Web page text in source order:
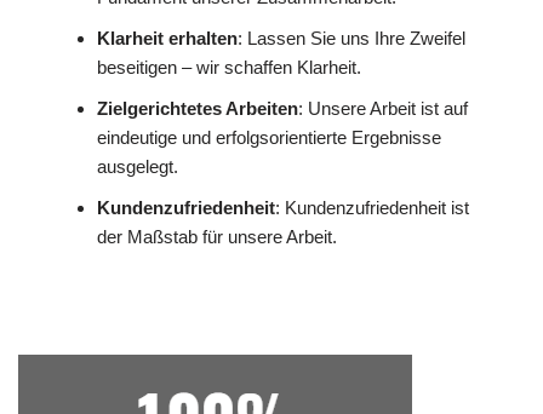
Klarheit erhalten: Lassen Sie uns Ihre Zweifel
beseitigen – wir schaffen Klarheit.
Zielgerichtetes Arbeiten: Unsere Arbeit ist auf
eindeutige und erfolgsorientierte Ergebnisse
ausgelegt.
Kundenzufriedenheit: Kundenzufriedenheit ist
der Maßstab für unsere Arbeit.